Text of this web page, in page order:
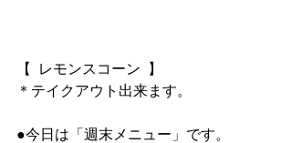
【  レモンスコーン  】
＊テイクアウト出来ます。
●今日は「週末メニュー」です。